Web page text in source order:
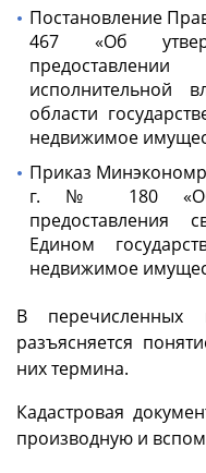
Постановление
467 «Об
исполнительной
области
недвижимое
Приказ
г. № 180 «Об
предоставления
Едином
недвижимое
В перечисленных
разъясняется
них термина.
Кадастровая
производную и